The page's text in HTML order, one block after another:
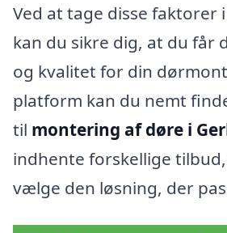
Ved at tage disse faktorer
kan du sikre dig, at du får
og kvalitet for din
platform kan du nemt
til montering af døre i
indhente forskellige
vælge den løsning, der